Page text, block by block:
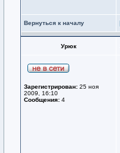
Вернуться к началу
Урюк
Зарегистрирован: 25 ноя
2009, 16:10
Сообщения: 4